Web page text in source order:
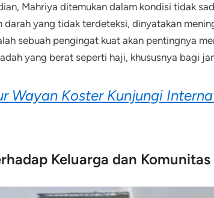
Mahriya ditemukan dalam kondisi tidak
darah yang tidak terdeteksi, dinyatakan
sebuah pengingat kuat akan pentingnya
yang berat seperti haji, khususnya bagi
Wayan Koster Kunjungi
Keluarga dan Komunitas